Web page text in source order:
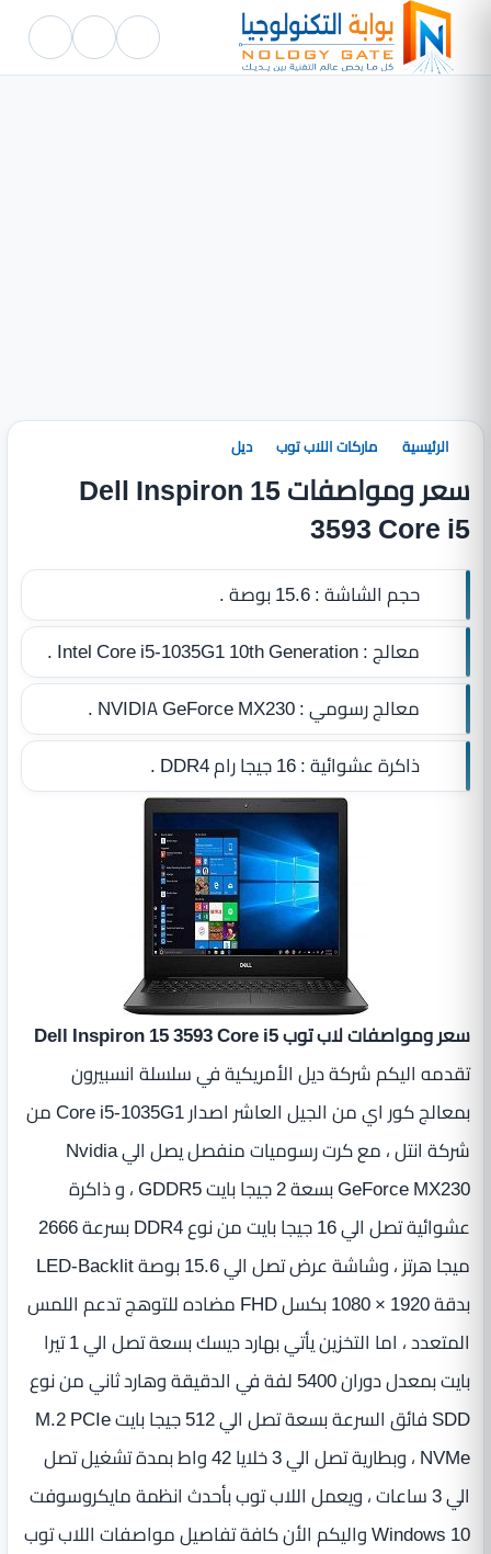
الرئيسية ماركات اللاب توب ديل
سعر ومواصفات Dell Inspiron 15
3593 Core i5
حجم الشاشة :15.6 بوصة .
معالج :Intel Core i5-1035G1 10th Generation .
معالج رسومي :NVIDIA GeForce MX230 .
ذاكرة عشوائية :16 جيجا رام DDR4 .
سعر ومواصفات لاب توب Dell Inspiron 15 3593 Core i5
تقدمه اليكم شركة ديل الأمريكية في سلسلة انسبيرون
بمعالج كور اي من الجيل العاشر اصدار Core i5-1035G1 من
شركة انتل ، مع كرت رسوميات منفصل يصل الي Nvidia
GeForce MX230 بسعة 2 جيجا بايت GDDR5 ، و ذاكرة
عشوائية تصل الي 16 جيجا بايت من نوع DDR4 بسرعة 2666
ميجا هرتز ، وشاشة عرض تصل الي 15.6 بوصة LED-Backlit
بدقة 1920 × 1080 بكسل FHD مضاده للتوهج تدعم اللمس
المتعدد ، اما التخزين يأتي بهارد ديسك بسعة تصل الي 1 تيرا
بايت بمعدل دوران 5400 لفة في الدقيقة وهارد ثاني من نوع
SDD فائق السرعة بسعة تصل الي 512 جيجا بايت M.2 PCIe
NVMe ، وبطارية تصل الي 3 خلايا 42 واط بمدة تشغيل تصل
الي 3 ساعات ، ويعمل اللاب توب بأحدث انظمة مايكروسوفت
Windows 10 واليكم الأن كافة تفاصيل مواصفات اللاب توب